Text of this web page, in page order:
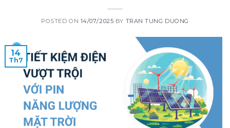
POSTED ON 14/07/2025 BY TRAN TUNG DUONG
14
Th7